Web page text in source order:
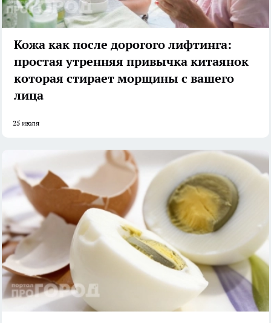
Кожа как после дорогого лифтинга:
простая утренняя привычка китаянок
которая стирает морщины с вашего
лица
25 июля